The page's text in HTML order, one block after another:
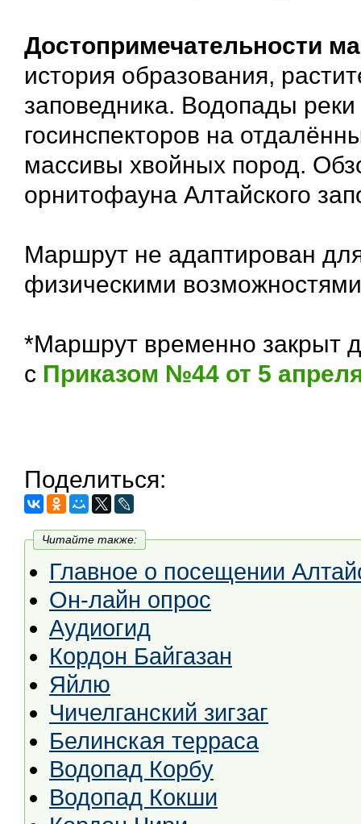
Достопримечательности
история образования,
заповедника. Водопады
госинспекторов на
массивы хвойных пород.
орнитофауна Алтайского
Маршрут не адаптирован
физическими
*Маршрут временно закрыт
с Приказом №44 от 5
Поделиться:
Читайте также:
Главное о посещении
Он-лайн опрос
Аудиогид
Кордон Байгазан
Яйлю
Чичелганский зигзаг
Белинская терраса
Водопад Корбу
Водопад Кокши